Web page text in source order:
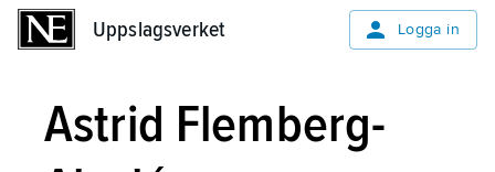
Uppslagsverket Logga in
Astrid Flemberg-